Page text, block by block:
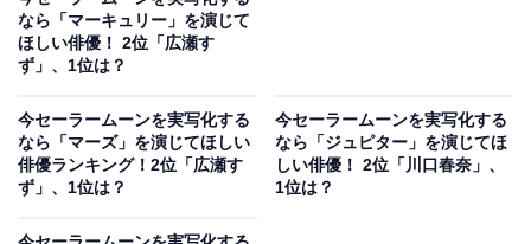
なら「マーキュリー」を演じて
ほしい俳優！ 2位「広瀬す
ず」、1位は？
今セーラームーンを実写化する
なら「マーズ」を演じてほしい
俳優ランキング！2位「広瀬す
ず」、1位は？
今セーラームーンを実写化する
なら「ジュピター」を演じてほ
しい俳優！ 2位「川口春奈」、
1位は？